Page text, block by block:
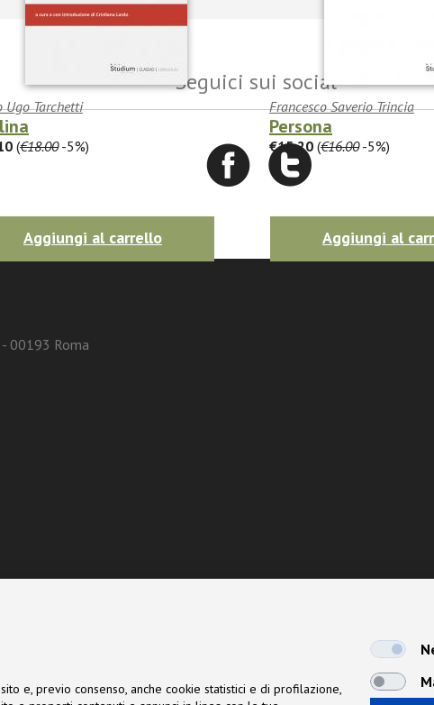
Ugo Tarchetti
(€18.00-5%)
Aggiungi al carrello
Francesco Saverio Trincia
Persona
€15.20 (€16.00-5%)
Aggiungi al
Seguici sui social
00193 Roma
e, previo consenso, anche cookie statistici e di profilazione,